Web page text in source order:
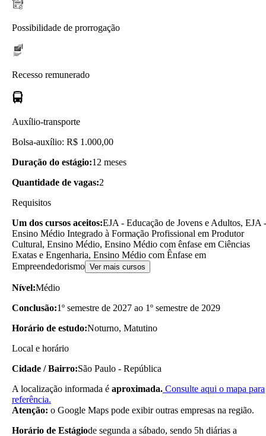
Possibilidade de prorrogação
Recesso remunerado
Auxílio-transporte
Bolsa-auxílio: R$ 1.000,00
Duração do estágio:12 meses
Quantidade de vagas:2
Requisitos
Um dos cursos aceitos:EJA - Educação de Jovens e Adultos, EJA -
Ensino Médio Integrado à Formação Profissional em Produtor
Cultural, Ensino Médio, Ensino Médio com ênfase em Ciências
Exatas e Engenharia, Ensino Médio com Ênfase em
Empreendedorismo Ver mais cursos
Nível:Médio
Conclusão:1º semestre de 2027 ao 1º semestre de 2029
Horário de estudo:Noturno, Matutino
Local e horário
Cidade / Bairro:São Paulo - República
A localização informada é aproximada. Consulte aqui o mapa para
referência.
Atenção: o Google Maps pode exibir outras empresas na região.
Horário de Estágiode segunda a sábado, sendo 5h diárias a